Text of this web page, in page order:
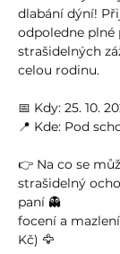
dlabání dýní!
odpoledne
strašidelných
celou rodinu.
📅 Kdy: 25. 10.
📍 Kde: Pod
👉 Na co se
strašidelný
paní 👻
focení a
Kč) 🦅